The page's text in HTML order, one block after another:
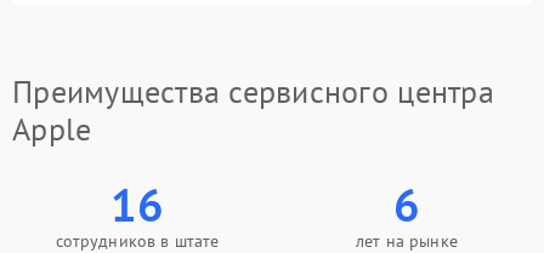
Преимущества сервисного центра
Apple
16
сотрудников в штате
6
лет на рынке